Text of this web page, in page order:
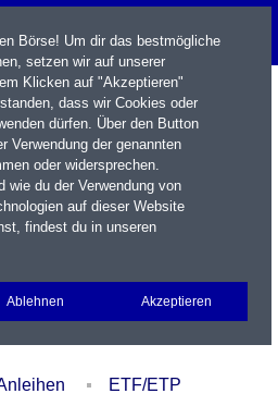
Portfolio Login
ETF/ETP
Börse! Um dir das bestmögliche
setzen wir auf unserer
Klicken auf "Akzeptieren"
dass wir Cookies oder
dürfen. Über den Button
Verwendung der genannten
oder widersprechen.
wie du der Verwendung von
auf dieser Website
findest du in unseren
Ablehnen Akzeptieren